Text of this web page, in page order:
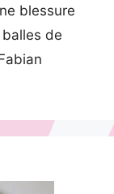
blessure
de